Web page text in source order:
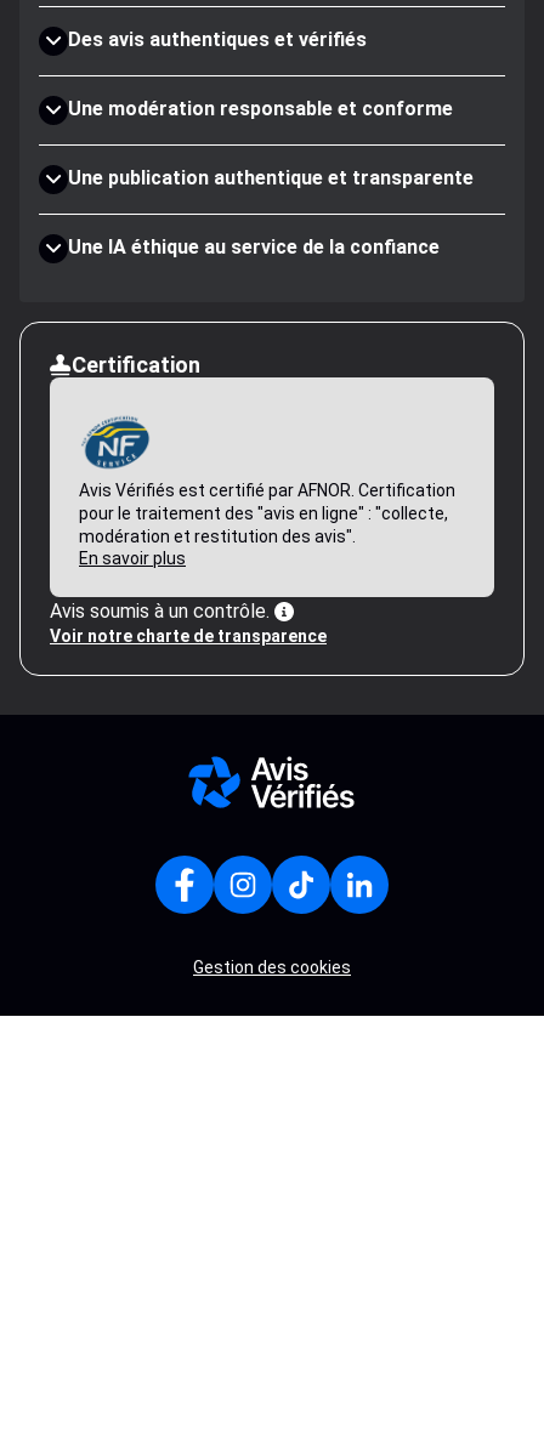
Des avis authentiques et vérifiés
Une modération responsable et conforme
Une publication authentique et transparente
Une IA éthique au service de la confiance
Certification
Avis Vérifiés est certifié par AFNOR. Certification
pour le traitement des "avis en ligne" : "collecte,
modération et restitution des avis".
En savoir plus
Avis soumis à un contrôle.
Voir notre charte de transparence
Gestion des cookies